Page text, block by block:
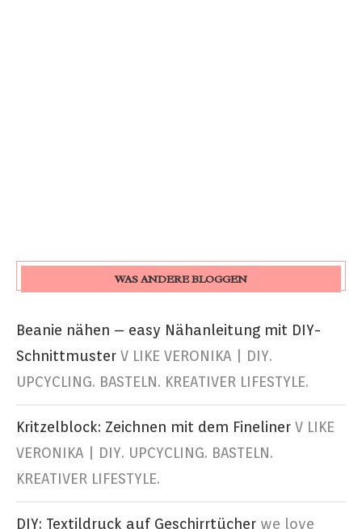
WAS ANDERE BLOGGEN
Beanie nähen – easy Nähanleitung mit DIY-
Schnittmuster V LIKE VERONIKA | DIY.
UPCYCLING. BASTELN. KREATIVER LIFESTYLE.
Kritzelblock: Zeichnen mit dem Fineliner V LIKE
VERONIKA | DIY. UPCYCLING. BASTELN.
KREATIVER LIFESTYLE.
DIY: Textildruck auf Geschirrtücher we love